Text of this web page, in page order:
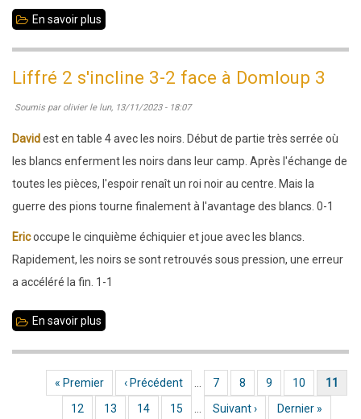
En savoir plus
:
rondes
1
2
Liffré 2 s'incline 3-2 face à Domloup 3
Soumis par olivierle lun, 13/11/2023 - 18:07
Davidest en table 4 avec les noirs. Début de partie très serrée où
les blancs enferment les noirs dans leur camp. Après l'échange de
toutes les pièces, l'espoir renaît un roi noir au centre. Mais la
guerre des pions tourne finalement à l'avantage des blancs. 0-1
Ericoccupe le cinquième échiquier et joue avec les blancs.
Rapidement, les noirs se sont retrouvés sous pression, une erreur
a accéléré la fin. 1-1
En savoir plus
s'incline
3-
Pagination
Première page
« Premier Page précédente
‹ Précédent Page
7 Page
8 Page
9 Page
10 Page
11
Page
12 Page
13 Page
14 Page
15 Page suivante
Suivant › Dernière page
Dernier »